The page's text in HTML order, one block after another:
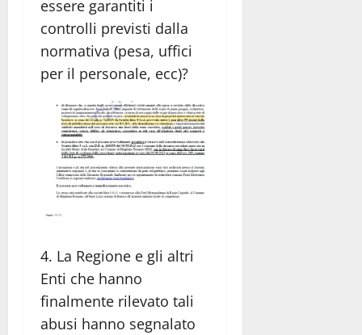
essere garantiti i
controlli previsti dalla
normativa (pesa, uffici
per il personale, ecc)?
4. La Regione e gli altri
Enti che hanno
finalmente rilevato tali
abusi hanno segnalato